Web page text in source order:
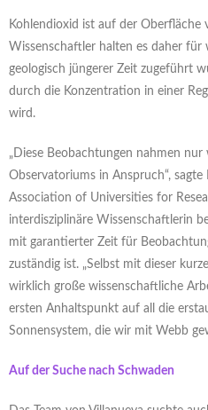
Kohlendioxid ist auf der Oberfläche
Wissenschaftler halten es daher für
geologisch jüngerer Zeit zugeführt
durch die Konzentration in einer
wird.
„Diese Beobachtungen nahmen
Observatoriums in Anspruch“,
Association of Universities for
interdisziplinäre Wissenschaftlerin
mit garantierter Zeit für
zuständig ist. „Selbst mit dieser
wirklich große wissenschaftliche
ersten Anhaltspunkt auf all die
Sonnensystem, die wir mit Webb
Auf der Suche nach Schwaden